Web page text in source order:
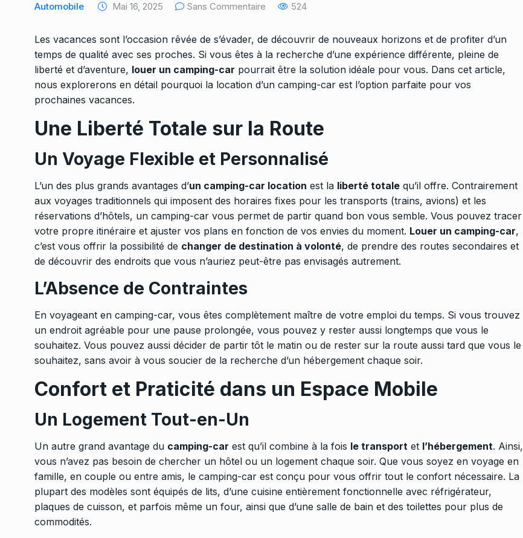
Automobile Mai 16, 2025 Sans Commentaire 524
Les vacances sont l’occasion rêvée de s’évader, de découvrir de nouveaux horizons et de profiter d’un
temps de qualité avec ses proches. Si vous êtes à la recherche d’une expérience différente, pleine de
liberté et d’aventure, louer un camping-car pourrait être la solution idéale pour vous. Dans cet article,
nous explorerons en détail pourquoi la location d’un camping-car est l’option parfaite pour vos
prochaines vacances.
Une Liberté Totale sur la Route
Un Voyage Flexible et Personnalisé
L’un des plus grands avantages d’un camping-car location est la liberté totale qu’il offre. Contrairement
aux voyages traditionnels qui imposent des horaires fixes pour les transports (trains, avions) et les
réservations d’hôtels, un camping-car vous permet de partir quand bon vous semble. Vous pouvez tracer
votre propre itinéraire et ajuster vos plans en fonction de vos envies du moment. Louer un camping-car,
c’est vous offrir la possibilité de changer de destination à volonté, de prendre des routes secondaires et
de découvrir des endroits que vous n’auriez peut-être pas envisagés autrement.
L’Absence de Contraintes
En voyageant en camping-car, vous êtes complètement maître de votre emploi du temps. Si vous trouvez
un endroit agréable pour une pause prolongée, vous pouvez y rester aussi longtemps que vous le
souhaitez. Vous pouvez aussi décider de partir tôt le matin ou de rester sur la route aussi tard que vous le
souhaitez, sans avoir à vous soucier de la recherche d’un hébergement chaque soir.
Confort et Praticité dans un Espace Mobile
Un Logement Tout-en-Un
Un autre grand avantage du camping-car est qu’il combine à la fois le transport et l’hébergement. Ainsi,
vous n’avez pas besoin de chercher un hôtel ou un logement chaque soir. Que vous soyez en voyage en
famille, en couple ou entre amis, le camping-car est conçu pour vous offrir tout le confort nécessaire. La
plupart des modèles sont équipés de lits, d’une cuisine entièrement fonctionnelle avec réfrigérateur,
plaques de cuisson, et parfois même un four, ainsi que d’une salle de bain et des toilettes pour plus de
commodités.